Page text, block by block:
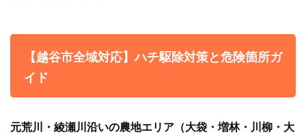
【越谷市全域対応】ハチ駆除対策と危険箇所ガ
イド
元荒川・綾瀬川沿いの農地エリア（大袋・増林・川柳・大